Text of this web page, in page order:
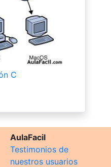
C
AulaFacil
Testimonios de
nuestros usuarios